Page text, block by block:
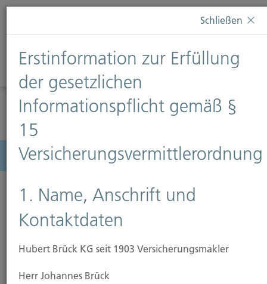
Diese Webseite verwendet Cookies. Wenn Sie weiterhin
Informationen finden Sie auf unserer SeiteDatenschutz
Diese Nachricht nicht erneut anzeigen
Menü
Schließen
Erstinformation zur Erfüllung
der gesetzlichen
Informationspflicht gemäß §
15
Versicherungsvermittlerordnung
1. Name, Anschrift und
Kontaktdaten
Hubert Brück KG seit 1903 Versicherungsmakler
Herr Johannes Brück